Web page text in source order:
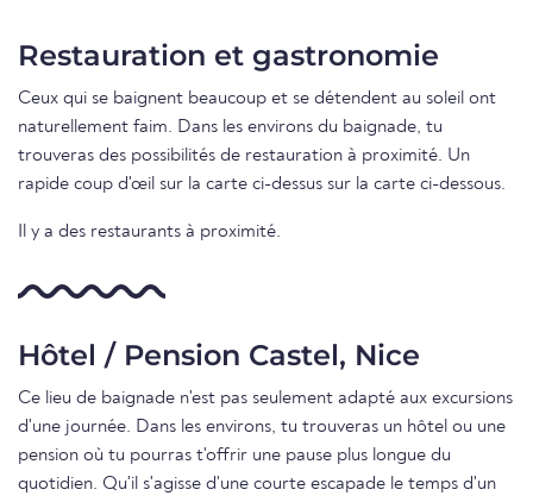
Restauration et gastronomie
Ceux qui se baignent beaucoup et se détendent au soleil ont
naturellement faim. Dans les environs du baignade, tu
trouveras des possibilités de restauration à proximité. Un
rapide coup d'œil sur la carte ci-dessus sur la carte ci-dessous.
Il y a des restaurants à proximité.
Hôtel / Pension Castel, Nice
Ce lieu de baignade n'est pas seulement adapté aux excursions
d'une journée. Dans les environs, tu trouveras un hôtel ou une
pension où tu pourras t'offrir une pause plus longue du
quotidien. Qu'il s'agisse d'une courte escapade le temps d'un